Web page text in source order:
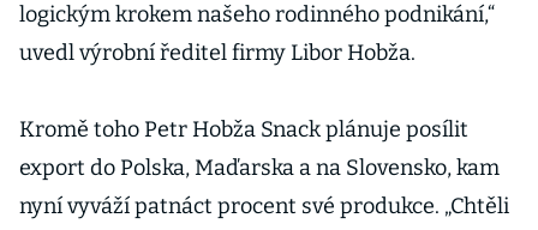
logickým krokem našeho rodinného podnikání,“
uvedl výrobní ředitel firmy Libor Hobža.
Kromě toho Petr Hobža Snack plánuje posílit
export do Polska, Maďarska a na Slovensko, kam
nyní vyváží patnáct procent své produkce. „Chtěli